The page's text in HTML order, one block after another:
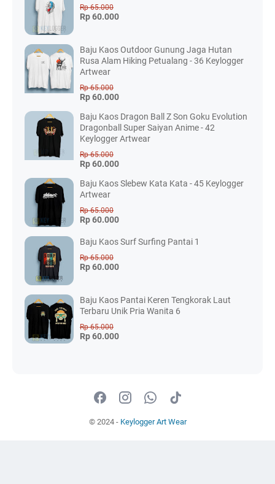
Rp 65.000
Rp 60.000
Baju Kaos Outdoor Gunung Jaga Hutan
Rusa Alam Hiking Petualang - 36 Keylogger
Artwear
Rp 65.000
Rp 60.000
Baju Kaos Dragon Ball Z Son Goku Evolution
Dragonball Super Saiyan Anime - 42
Keylogger Artwear
Rp 65.000
Rp 60.000
Baju Kaos Slebew Kata Kata - 45 Keylogger
Artwear
Rp 65.000
Rp 60.000
Baju Kaos Surf Surfing Pantai 1
Rp 65.000
Rp 60.000
Baju Kaos Pantai Keren Tengkorak Laut
Terbaru Unik Pria Wanita 6
Rp 65.000
Rp 60.000
© 2024 - Keylogger Art Wear